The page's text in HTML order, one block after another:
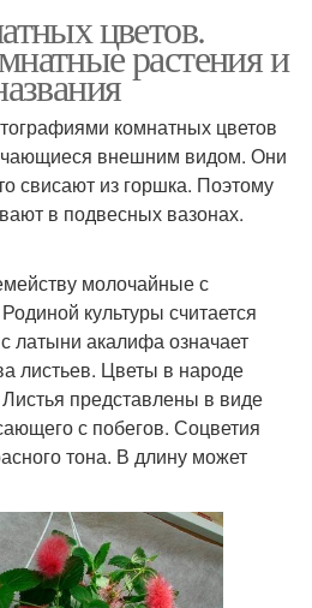
цветов.
растения и
комнатных цветов
внешним видом. Они
свисают из горшка. Поэтому
в подвесных вазонах.
молочайные с
культуры считается
латыни акалифа означает
листьев. Цветы в народе
представлены в виде
с побегов. Соцветия
тона. В длину может